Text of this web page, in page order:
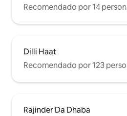
Recomendado por 14
Dilli Haat
Recomendado por 123
Rajinder Da Dhaba